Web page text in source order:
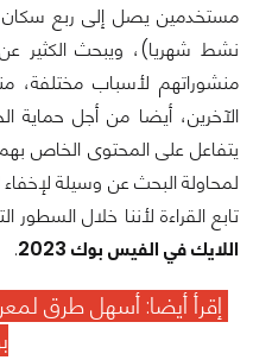
نشط شهريا)، ويبحث الكثير
منشوراتهم لأسباب مختلفة،
الآخرين، أيضا من أجل حماية
يتفاعل على المحتوى الخاص
لمحاولة البحث عن وسيلة
تابع القراءة لأننا خلال
اللايك في الفيس بوك 2023
.
إقرأ أيضا:أسهل طرق